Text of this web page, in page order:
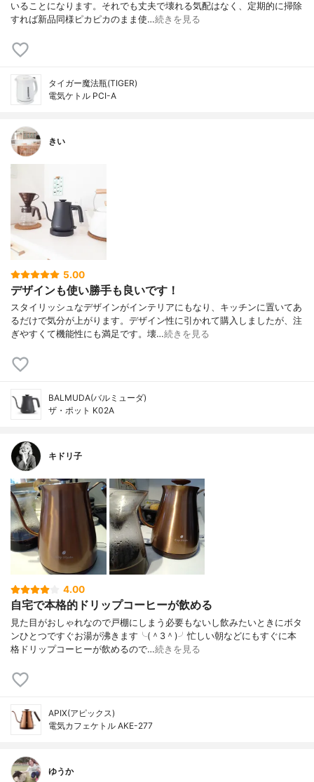
いることになります。それでも丈夫で壊れる気配はなく、定期的に掃除
すれば新品同様ピカピカのまま使…続きを見る
タイガー魔法瓶(TIGER)
電気ケトル PCI-A
きい
5.00
デザインも使い勝手も良いです！
スタイリッシュなデザインがインテリアにもなり、キッチンに置いてあ
るだけで気分が上がります。デザイン性に引かれて購入しましたが、注
ぎやすくて機能性にも満足です。壊…続きを見る
BALMUDA(バルミューダ)
ザ・ポット K02A
キドリ子
4.00
自宅で本格的ドリップコーヒーが飲める
見た目がおしゃれなので戸棚にしまう必要もないし飲みたいときにボタ
ンひとつですぐお湯が沸きます╰(＾3＾)╯忙しい朝などにもすぐに本
格ドリップコーヒーが飲めるので…続きを見る
APIX(アピックス)
電気カフェケトル AKE-277
ゆうか